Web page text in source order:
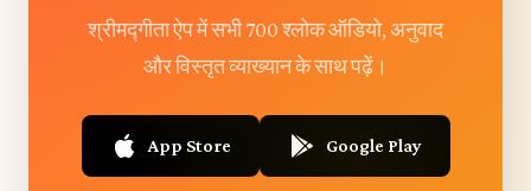
श्रीमद्गीता ऐप में सभी 700 श्लोक ऑडियो, अनुवाद
और विस्तृत व्याख्यान के साथ पढ़ें।
App Store Google Play